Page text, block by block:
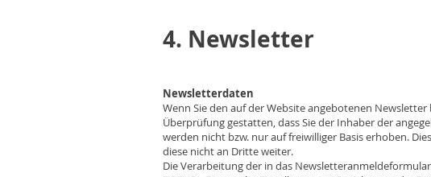
4. Newsletter
Newsletterdaten
Wenn Sie den auf der Website angebotenen
Überprüfung gestatten, dass Sie der Inhaber der
werden nicht bzw. nur auf freiwilliger Basis erhoben.
diese nicht an Dritte weiter.
Die Verarbeitung der in das